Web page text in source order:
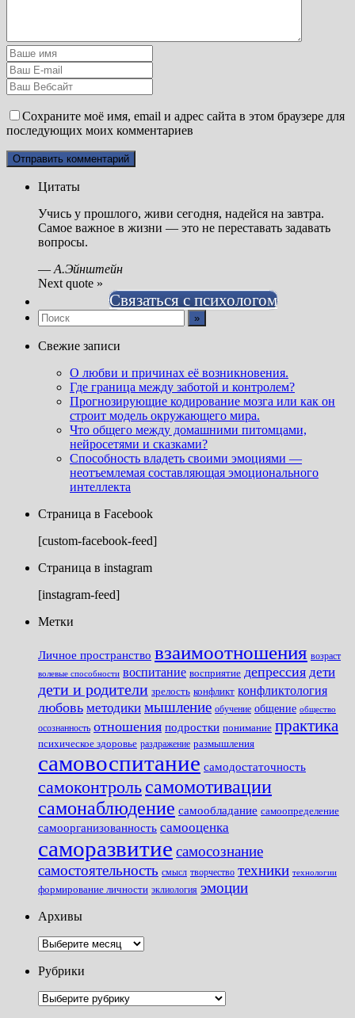
Сохраните моё имя, email и адрес сайта в этом браузере для
последующих моих комментариев
Цитаты
Учись у прошлого, живи сегодня, надейся на завтра.
Самое важное в жизни — это не переставать задавать
вопросы.
— А.Эйнштейн
Next quote »
Связаться с психологом
Свежие записи
О любви и причинах её возникновения.
Где граница между заботой и контролем?
Прогнозирующие кодирование мозга или как он
строит модель окружающего мира.
Что общего между домашними питомцами,
нейросетями и сказками?
Способность владеть своими эмоциями —
неотъемлемая составляющая эмоционального
интеллекта
Страница в Facebook
[custom-facebook-feed]
Страница в instagram
[instagram-feed]
Метки
Личное пространство взаимоотношения возраст
волевые способности воспитание восприятие депрессия дети
дети и родители зрелость конфликт конфликтология
любовь методики мышление обучение общение общество
осознанность отношения подростки понимание практика
психическое здоровье раздражение размышления
самовоспитание самодостаточность
самоконтроль самомотивации
самонаблюдение самообладание самоопределение
самоорганизованность самооценка
саморазвитие самосознание
самостоятельность смысл творчество техники технологии
формирование личности эклиология эмоции
Архивы
Архивы
Рубрики
Рубрики